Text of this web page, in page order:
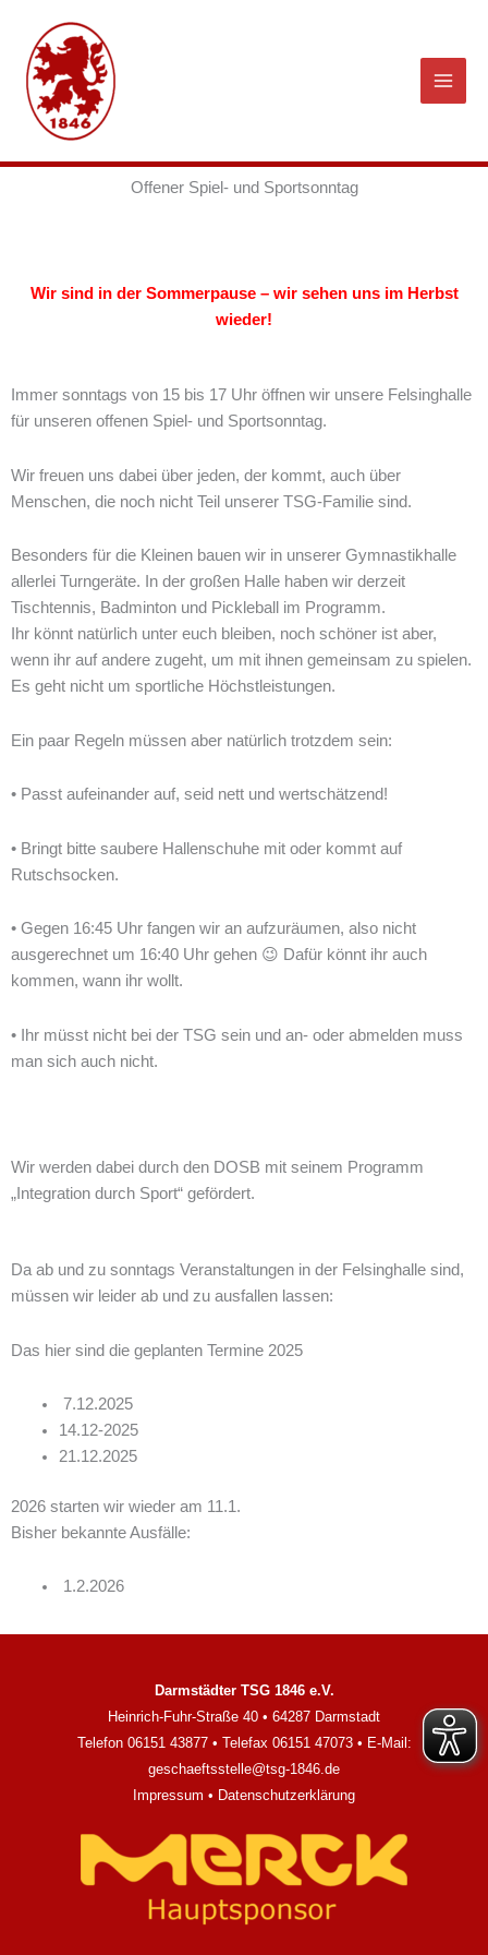
springen
Offener Spiel- und Sportsonntag
Wir sind in der Sommerpause – wir sehen uns im Herbst
wieder!
Immer sonntags von 15 bis 17 Uhr öffnen wir unsere Felsinghalle
für unseren offenen Spiel- und Sportsonntag.
Wir freuen uns dabei über jeden, der kommt, auch über
Menschen, die noch nicht Teil unserer TSG-Familie sind.
Besonders für die Kleinen bauen wir in unserer Gymnastikhalle
allerlei Turngeräte. In der großen Halle haben wir derzeit
Tischtennis, Badminton und Pickleball im Programm.
Ihr könnt natürlich unter euch bleiben, noch schöner ist aber,
wenn ihr auf andere zugeht, um mit ihnen gemeinsam zu spielen.
Es geht nicht um sportliche Höchstleistungen.
Ein paar Regeln müssen aber natürlich trotzdem sein:
• Passt aufeinander auf, seid nett und wertschätzend!
• Bringt bitte saubere Hallenschuhe mit oder kommt auf
Rutschsocken.
• Gegen 16:45 Uhr fangen wir an aufzuräumen, also nicht
ausgerechnet um 16:40 Uhr gehen 😉 Dafür könnt ihr auch
kommen, wann ihr wollt.
• Ihr müsst nicht bei der TSG sein und an- oder abmelden muss
man sich auch nicht.
Wir werden dabei durch den DOSB mit seinem Programm
„Integration durch Sport“ gefördert.
Da ab und zu sonntags Veranstaltungen in der Felsinghalle sind,
müssen wir leider ab und zu ausfallen lassen:
Das hier sind die geplanten Termine 2025
7.12.2025
14.12-2025
21.12.2025
2026 starten wir wieder am 11.1.
Bisher bekannte Ausfälle:
1.2.2026
Darmstädter TSG 1846 e.V.
Heinrich-Fuhr-Straße 40 • 64287 Darmstadt
Telefon 06151 43877 • Telefax 06151 47073 • E-Mail:
geschaeftsstelle@tsg-1846.de
Impressum • Datenschutzerklärung